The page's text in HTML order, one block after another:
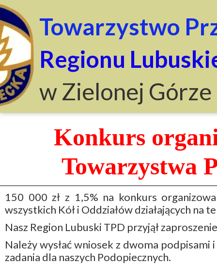
Towarzystwo
Regionu
w Zielonej Górze
Konkurs
Towarzystwa
150 000 zł z 1,5% na konkurs
wszystkich Kół i Oddziałów działających na
Nasz Region Lubuski TPD przyjął
Należy wysłać wniosek z dwoma
zadania dla naszych Podopiecznych.